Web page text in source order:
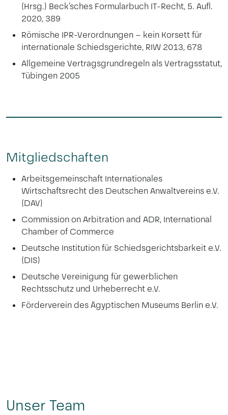
(Hrsg.) Beck’sches Formularbuch IT-Recht, 5. Aufl.
2020, 389
Römische IPR-Verordnungen – kein Korsett für
internationale Schiedsgerichte, RIW 2013, 678
Allgemeine Vertragsgrundregeln als Vertragsstatut,
Tübingen 2005
Mitgliedschaften
Arbeitsgemeinschaft Internationales
Wirtschaftsrecht des Deutschen Anwaltvereins e.V.
(DAV)
Commission on Arbitration and ADR, International
Chamber of Commerce
Deutsche Institution für Schiedsgerichtsbarkeit e.V.
(DIS)
Deutsche Vereinigung für gewerblichen
Rechtsschutz und Urheberrecht e.V.
Förderverein des Ägyptischen Museums Berlin e.V.
Unser Team